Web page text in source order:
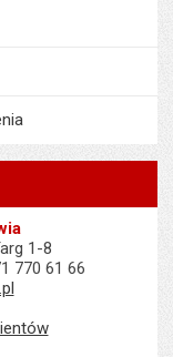
1-8
770 61 66